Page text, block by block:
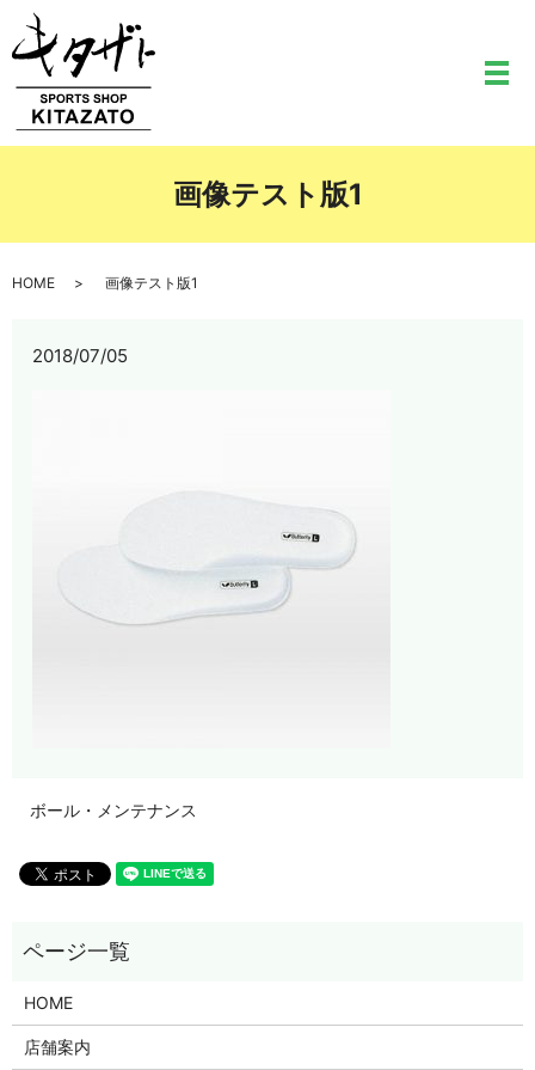
メ
画像テスト版1
HOME 画像テスト版1
2018/07/05
ボール・メンテナンス
HOME
店舗案内